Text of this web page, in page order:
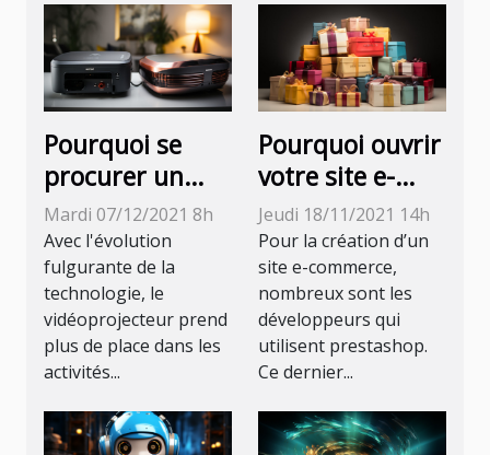
Pourquoi se
procurer un
vidéoprojecteur
?
Mardi 07/12/2021 8h
Avec l'évolution
fulgurante de la
technologie, le
vidéoprojecteur prend
plus de place dans les
activités...
Pourquoi ouvrir
votre site e-
commerce avec
prestashop ?
Jeudi 18/11/2021 14h
Pour la création d’un
site e-commerce,
nombreux sont les
développeurs qui
utilisent prestashop.
Ce dernier...